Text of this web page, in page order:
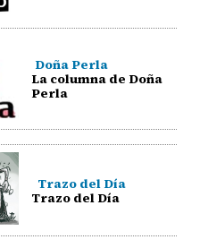
Doña Perla
La columna de Doña
Perla
Trazo del Día
Trazo del Día